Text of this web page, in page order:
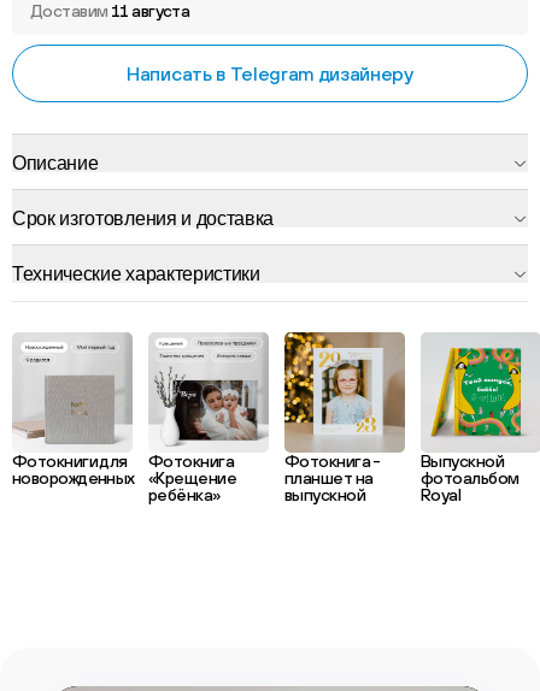
Доставим 11 августа
Написать в Telegram дизайнеру
Описание
Срок изготовления и доставка
Технические характеристики
Фотокниги для
новорожденных
Фотокнига
«Крещение
ребёнка»
Фотокнига -
планшет на
выпускной
Выпускной
фотоальбом
Royal